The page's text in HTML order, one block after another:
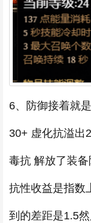
6、防御接着就
30+ 虚化抗溢出
毒抗 解放了装备
抗性收益是指数
到的差距是1.5